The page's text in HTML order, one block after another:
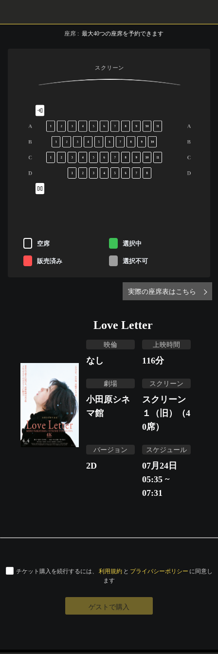
座席 : 最大40つの座席を予約できます
スクリーン
A
B
C
D
A
B
C
D
1 2 3 4 5 6 7 8 9 10 11
1 2 3 4 5 6 7 8 9 10
1 2 3 4 5 6 7 8 9 10 11
1 2 3 4 5 6 7 8
空席 選択中
販売済み 選択不可
実際の座席表はこちら
Love Letter
映倫
なし
上映時間
116分
劇場
小田原シネ
マ館
スクリーン
スクリーン
１（旧）（4
0席）
バージョン
2D
スケジュール
07月24日
05:35 ~
07:31
チケット購入を続行するには、 利用規約 と プライバシーポリシー に同意し
ます
ゲストで購入